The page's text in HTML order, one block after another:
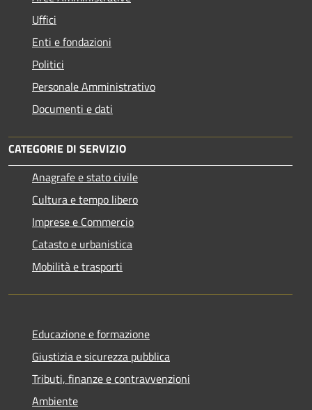
Uffici
Enti e fondazioni
Politici
Personale Amministrativo
Documenti e dati
CATEGORIE DI SERVIZIO
Anagrafe e stato civile
Cultura e tempo libero
Imprese e Commercio
Catasto e urbanistica
Mobilità e trasporti
Educazione e formazione
Giustizia e sicurezza pubblica
Tributi, finanze e contravvenzioni
Ambiente